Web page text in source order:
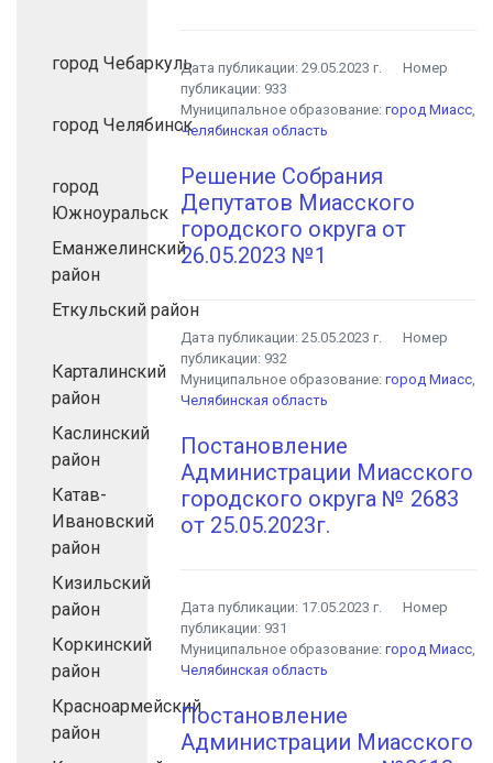
город Чебаркуль
город Челябинск
город
Южноуральск
Еманжелинский
район
Еткульский район
Карталинский
район
Каслинский
район
Катав-
Ивановский
район
Кизильский
район
Коркинский
район
Красноармейский
район
Дата публикации:29.05.2023 г.
Номер
публикации: 933
Муниципальное образование:город Миасс,
Челябинская область
Решение Собрания
Депутатов Миасского
городского округа от
26.05.2023 №1
Дата публикации:25.05.2023 г.
Номер
публикации: 932
Муниципальное образование:город Миасс,
Челябинская область
Постановление
Администрации Миасского
городского округа № 2683
от 25.05.2023г.
Дата публикации: 17.05.2023 г.
Номер
публикации: 931
Муниципальное образование:город Миасс,
Челябинская область
Постановление
Администрации Миасского